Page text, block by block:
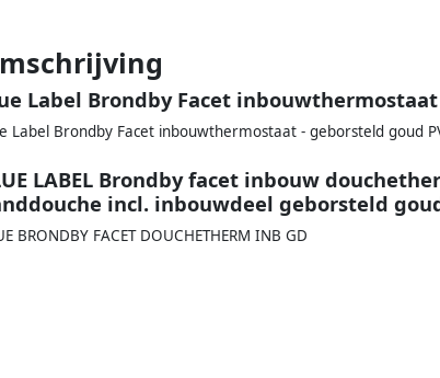
Label Brondby Facet
Label Brondby Facet inbouwthermostaat - geborsteld goud
LABEL Brondby facet inbouw
incl. inbouwdeel geborsteld
BRONDBY FACET DOUCHETHERM INB GD